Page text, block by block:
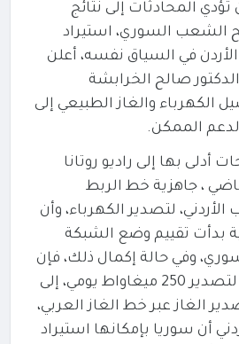
تؤدي المحادثات إلى نتائج
الشعب السوري، استيراد
الأردن في السياق نفسه، أعلن
الدكتور صالح الخرابشة
الكهرباء والغاز الطبيعي إلى
الممكن.
أدلى بها إلى راديو روتانا
، جاهزية خط الربط
الأردني، لتصدير الكهرباء، وأن
بدأت تقييم وضع الشبكة
وفي حالة إكمال ذلك، فإن
الأردن سيكون جاهز لتصدير 250 ميغاواط يومي، إلى
الغاز عبر خط الغاز العربي،
أن سوريا بإمكانها استيراد